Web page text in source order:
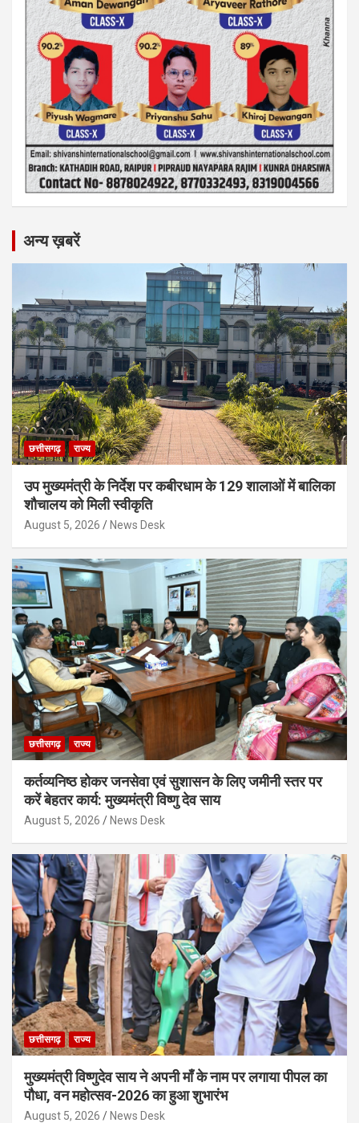
अन्य ख़बरें
छत्तीसगढ़ राज्य
उप मुख्यमंत्री के निर्देश पर कबीरधाम के 129 शालाओं में बालिका
शौचालय को मिली स्वीकृति
August 5, 2026 News Desk
छत्तीसगढ़ राज्य
कर्तव्यनिष्ठ होकर जनसेवा एवं सुशासन के लिए जमीनी स्तर पर
करें बेहतर कार्य: मुख्यमंत्री विष्णु देव साय
August 5, 2026 News Desk
छत्तीसगढ़ राज्य
मुख्यमंत्री विष्णुदेव साय ने अपनी माँ के नाम पर लगाया पीपल का
पौधा, वन महोत्सव-2026 का हुआ शुभारंभ
August 5, 2026 News Desk